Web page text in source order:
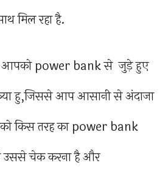
मिल रहा है.
आपको power bank से जुड़े हुए
हु,जिससे आप आसानी से अंदाजा
किस तरह का power bank
चेक करना है और